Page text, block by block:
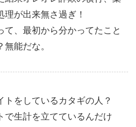
が出来無さ過ぎ！
て、最初から分かってたこと
能だな。
トをしているカタギの人？
で生計を立てているんだけ